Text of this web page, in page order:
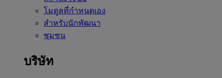
โมดูลที่กำหนดเอง
สำหรับนักพัฒนา
ชุมชน
บริษัท